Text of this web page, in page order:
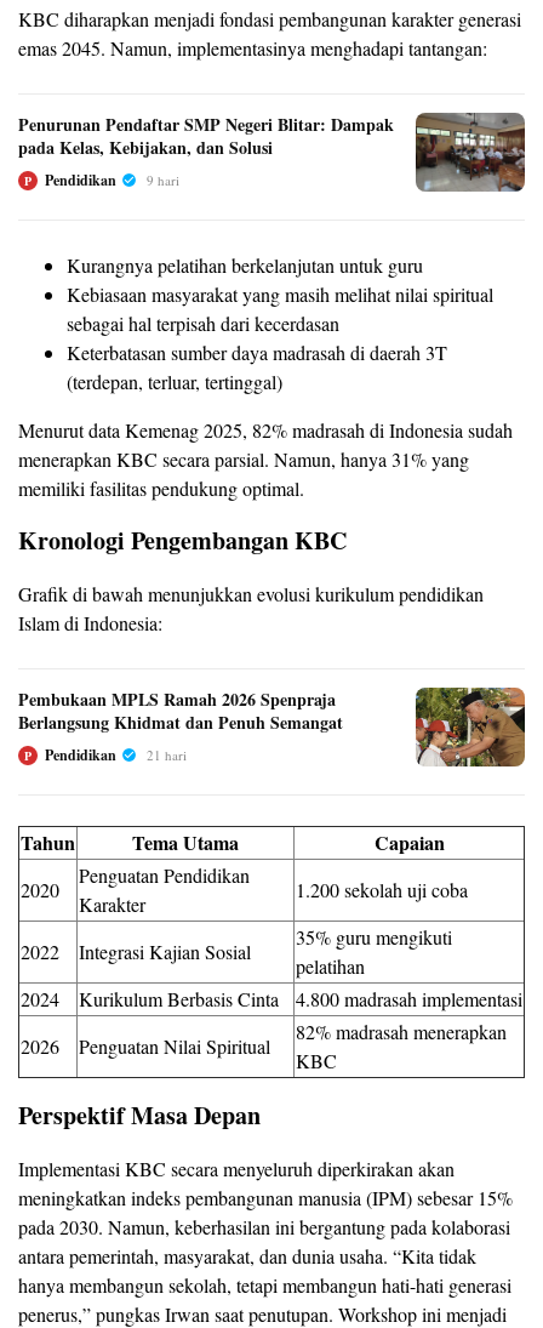
KBC diharapkan menjadi fondasi pembangunan karakter generasi
emas 2045. Namun, implementasinya menghadapi tantangan:
Penurunan Pendaftar SMP Negeri Blitar: Dampak
pada Kelas, Kebijakan, dan Solusi
P Pendidikan 9 hari
Kurangnya pelatihan berkelanjutan untuk guru
Kebiasaan masyarakat yang masih melihat nilai spiritual
sebagai hal terpisah dari kecerdasan
Keterbatasan sumber daya madrasah di daerah 3T
(terdepan, terluar, tertinggal)
Menurut data Kemenag 2025, 82% madrasah di Indonesia sudah
menerapkan KBC secara parsial. Namun, hanya 31% yang
memiliki fasilitas pendukung optimal.
Kronologi Pengembangan KBC
Grafik di bawah menunjukkan evolusi kurikulum pendidikan
Islam di Indonesia:
Pembukaan MPLS Ramah 2026 Spenpraja
Berlangsung Khidmat dan Penuh Semangat
P Pendidikan 21 hari
Tahun Tema Utama Capaian
2020
Penguatan Pendidikan
Karakter
1.200 sekolah uji coba
2022 Integrasi Kajian Sosial
35% guru mengikuti
pelatihan
2024
Kurikulum Berbasis Cinta
4.800 madrasah implementasi
2026
Penguatan Nilai Spiritual
82% madrasah menerapkan
KBC
Perspektif Masa Depan
Implementasi KBC secara menyeluruh diperkirakan akan
meningkatkan indeks pembangunan manusia (IPM) sebesar 15%
pada 2030. Namun, keberhasilan ini bergantung pada kolaborasi
antara pemerintah, masyarakat, dan dunia usaha. “Kita tidak
hanya membangun sekolah, tetapi membangun hati-hati generasi
penerus,” pungkas Irwan saat penutupan. Workshop ini menjadi